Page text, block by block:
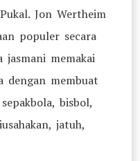
Jon Wertheim
populer secara
jasmani memakai
dengan membuat
bisbol,
jatuh,